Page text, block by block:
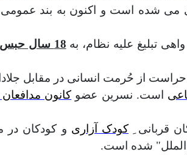
می شده است و اکنون به بند عمومی
18 سال حبس
از حُرمت انسانی در مقابل جلادان
است. نسرین عضو کانون
قربانی کودک آزاری و کودکان